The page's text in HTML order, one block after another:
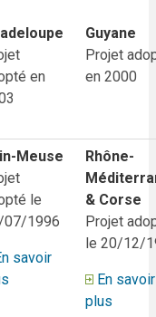
en
Guyane
Projet
en 2000
Meuse
le
07/1996
savoir
Rhône-
& Corse
Projet
le 20/12/
En savoir
plus